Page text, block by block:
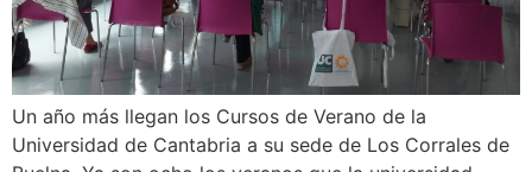
Un año más llegan los Cursos de Verano de la
Universidad de Cantabria a su sede de Los Corrales de